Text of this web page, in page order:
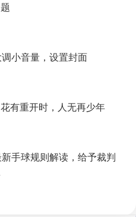
小音量，设置封面
有重开时，人无再少年
手球规则解读，给予裁判